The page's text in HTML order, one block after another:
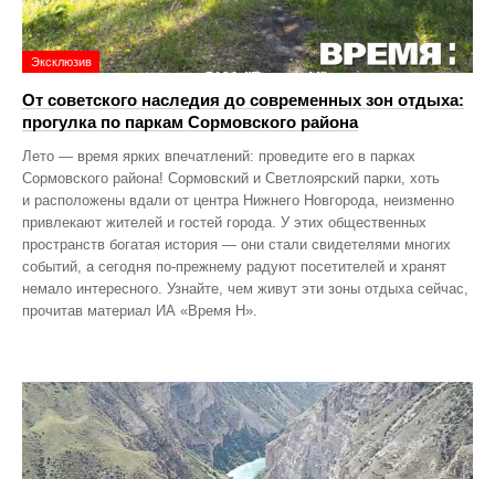
Эксклюзив
От советского наследия до современных зон отдыха:
прогулка по паркам Сормовского района
Лето — время ярких впечатлений: проведите его в парках
Сормовского района! Сормовский и Светлоярский парки, хоть
и расположены вдали от центра Нижнего Новгорода, неизменно
привлекают жителей и гостей города. У этих общественных
пространств богатая история — они стали свидетелями многих
событий, а сегодня по‑прежнему радуют посетителей и хранят
немало интересного. Узнайте, чем живут эти зоны отдыха сейчас,
прочитав материал ИА «Время Н».